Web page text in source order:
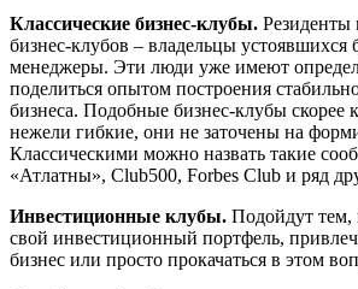
Классические бизнес-клубы. Резиденты
бизнес-клубов – владельцы устоявшихся
менеджеры. Эти люди уже имеют
поделиться опытом построения
бизнеса. Подобные бизнес-клубы скорее
нежели гибкие, они не заточены на
Классическими можно назвать такие
«Атлатны», Club500, Forbes Club и ряд
Инвестиционные клубы. Подойдут тем,
свой инвестиционный портфель,
бизнес или просто прокачаться в этом